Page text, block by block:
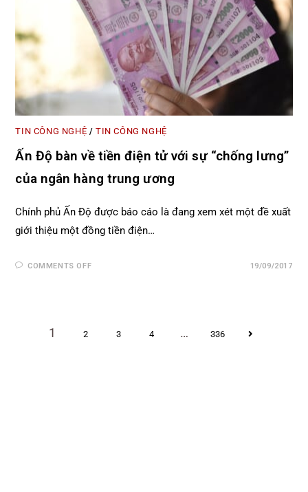
TIN CÔNG NGHỆ /TIN CÔNG NGHỆ
Ấn Độ bàn về tiền điện tử với sự “chống lưng”
của ngân hàng trung ương
Chính phủ Ấn Độ được báo cáo là đang xem xét một đề xuất
giới thiệu một đồng tiền điện…
COMMENTS OFF 19/09/2017
1 2 3 4 … 336